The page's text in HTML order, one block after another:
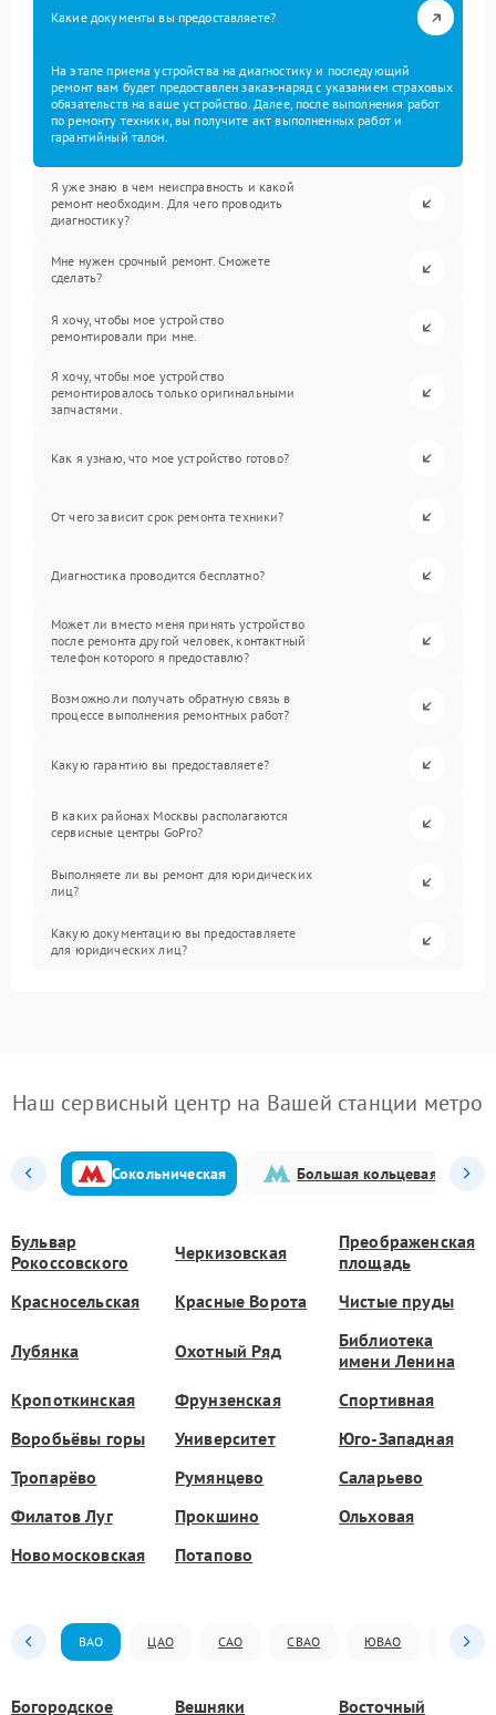
Какие документы вы предоставляете?
На этапе приема устройства на диагностику и последующий
ремонт вам будет предоставлен заказ-наряд с указанием страховых
обязательств на ваше устройство. Далее, после выполнения работ
по ремонту техники, вы получите акт выполненных работ и
гарантийный талон.
Я уже знаю в чем неисправность и какой
ремонт необходим. Для чего проводить
диагностику?
Мне нужен срочный ремонт. Сможете
сделать?
Я хочу, чтобы мое устройство
ремонтировали при мне.
Я хочу, чтобы мое устройство
ремонтировалось только оригинальными
запчастями.
Как я узнаю, что мое устройство готово?
От чего зависит срок ремонта техники?
Диагностика проводится бесплатно?
Может ли вместо меня принять устройство
после ремонта другой человек, контактный
телефон которого я предоставлю?
Возможно ли получать обратную связь в
процессе выполнения ремонтных работ?
Какую гарантию вы предоставляете?
В каких районах Москвы располагаются
сервисные центры GoPro?
Выполняете ли вы ремонт для юридических
лиц?
Какую документацию вы предоставляете
для юридических лиц?
Наш сервисный центр на Вашей станции метро
Сокольническая Большая кольцевая
Бульвар
Рокоссовского
Черкизовская
Преображенская
площадь
Красносельская
Красные Ворота Чистые пруды
Лубянка Охотный Ряд
Библиотека
имени Ленина
Кропоткинская
Фрунзенская
Спортивная
Воробьёвы горы
Университет
Юго-Западная
Тропарёво
Румянцево
Саларьево
Филатов Луг
Прокшино
Ольховая
Новомосковская
Потапово
ВАО ЦАО САО СВАО ЮВАО ЮАО
Богородское Вешняки Восточный